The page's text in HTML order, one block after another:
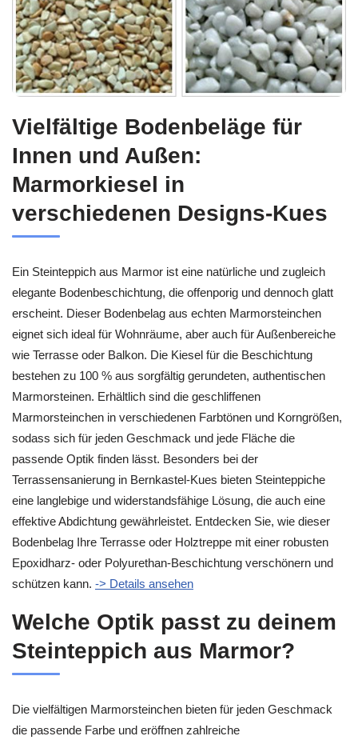
Vielfältige Bodenbeläge für
Innen und Außen:
Marmorkiesel in
verschiedenen Designs-Kues
Ein Steinteppich aus Marmor ist eine natürliche und zugleich
elegante Bodenbeschichtung, die offenporig und dennoch glatt
erscheint. Dieser Bodenbelag aus echten Marmorsteinchen
eignet sich ideal für Wohnräume, aber auch für Außenbereiche
wie Terrasse oder Balkon. Die Kiesel für die Beschichtung
bestehen zu 100 % aus sorgfältig gerundeten, authentischen
Marmorsteinen. Erhältlich sind die geschliffenen
Marmorsteinchen in verschiedenen Farbtönen und Korngrößen,
sodass sich für jeden Geschmack und jede Fläche die
passende Optik finden lässt. Besonders bei der
Terrassensanierung in Bernkastel-Kues bieten Steinteppiche
eine langlebige und widerstandsfähige Lösung, die auch eine
effektive Abdichtung gewährleistet. Entdecken Sie, wie dieser
Bodenbelag Ihre Terrasse oder Holztreppe mit einer robusten
Epoxidharz- oder Polyurethan-Beschichtung verschönern und
schützen kann. -> Details ansehen
Welche Optik passt zu deinem
Steinteppich aus Marmor?
Die vielfältigen Marmorsteinchen bieten für jeden Geschmack
die passende Farbe und eröffnen zahlreiche